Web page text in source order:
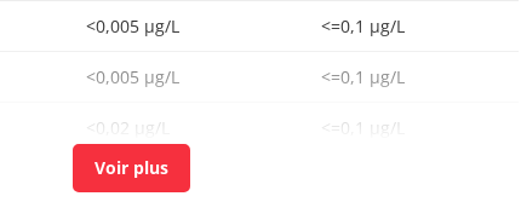
<0,005 µg/L <=0,1 µg/L
<0,005 µg/L <=0,1 µg/L
<0,02 µg/L <=0,1 µg/L
<0,03 µg/L